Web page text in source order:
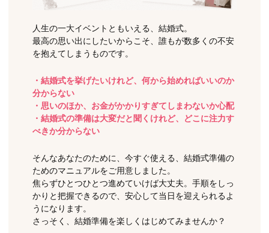
人生の一大イベントともいえる、結婚式。
最高の思い出にしたいからこそ、誰もが数多くの不安
を抱えてしまうものです。
・結婚式を挙げたいけれど、何から始めればいいのか
分からない
・思いのほか、お金がかかりすぎてしまわないか心配
・結婚式の準備は大変だと聞くけれど、どこに注力す
べきか分からない
そんなあなたのために、今すぐ使える、結婚式準備の
ためのマニュアルをご用意しました。
焦らずひとつひとつ進めていけば大丈夫。手順をしっ
かりと把握できるので、安心して当日を迎えられるよ
うになります。
さっそく、結婚準備を楽しくはじめてみませんか？